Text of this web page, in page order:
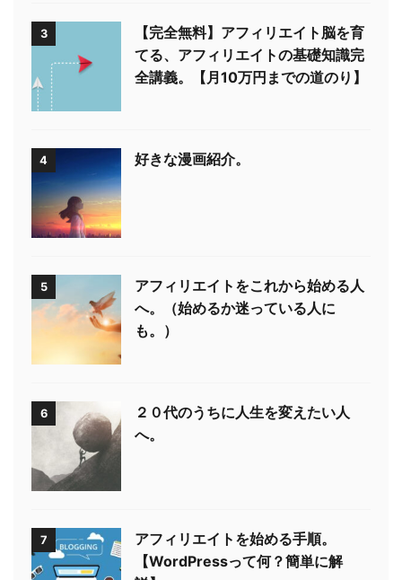
3
【完全無料】アフィリエイト脳を育
てる、アフィリエイトの基礎知識完
全講義。【月10万円までの道のり】
4 好きな漫画紹介。
5
アフィリエイトをこれから始める人
へ。（始めるか迷っている人に
も。）
6
２０代のうちに人生を変えたい人
へ。
7
アフィリエイトを始める手順。
【WordPressって何？簡単に解